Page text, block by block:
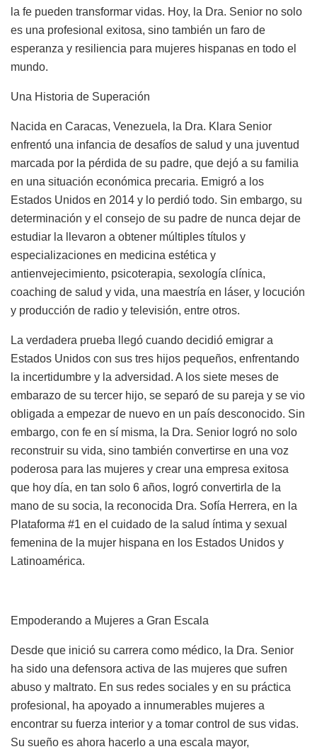
la fe pueden transformar vidas. Hoy, la Dra. Senior no solo
es una profesional exitosa, sino también un faro de
esperanza y resiliencia para mujeres hispanas en todo el
mundo.
Una Historia de Superación
Nacida en Caracas, Venezuela, la Dra. Klara Senior
enfrentó una infancia de desafíos de salud y una juventud
marcada por la pérdida de su padre, que dejó a su familia
en una situación económica precaria. Emigró a los
Estados Unidos en 2014 y lo perdió todo. Sin embargo, su
determinación y el consejo de su padre de nunca dejar de
estudiar la llevaron a obtener múltiples títulos y
especializaciones en medicina estética y
antienvejecimiento, psicoterapia, sexología clínica,
coaching de salud y vida, una maestría en láser, y locución
y producción de radio y televisión, entre otros.
La verdadera prueba llegó cuando decidió emigrar a
Estados Unidos con sus tres hijos pequeños, enfrentando
la incertidumbre y la adversidad. A los siete meses de
embarazo de su tercer hijo, se separó de su pareja y se vio
obligada a empezar de nuevo en un país desconocido. Sin
embargo, con fe en sí misma, la Dra. Senior logró no solo
reconstruir su vida, sino también convertirse en una voz
poderosa para las mujeres y crear una empresa exitosa
que hoy día, en tan solo 6 años, logró convertirla de la
mano de su socia, la reconocida Dra. Sofía Herrera, en la
Plataforma #1 en el cuidado de la salud íntima y sexual
femenina de la mujer hispana en los Estados Unidos y
Latinoamérica.
Empoderando a Mujeres a Gran Escala
Desde que inició su carrera como médico, la Dra. Senior
ha sido una defensora activa de las mujeres que sufren
abuso y maltrato. En sus redes sociales y en su práctica
profesional, ha apoyado a innumerables mujeres a
encontrar su fuerza interior y a tomar control de sus vidas.
Su sueño es ahora hacerlo a una escala mayor,